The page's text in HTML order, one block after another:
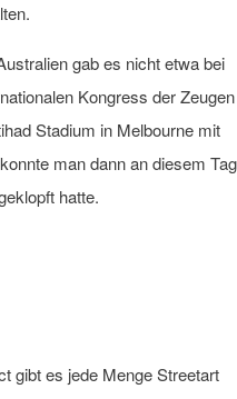
gab es nicht etwa bei
Kongress der Zeugen
Stadium in Melbourne mit
man dann an diesem Tag
hatte.
gibt es jede Menge Streetart